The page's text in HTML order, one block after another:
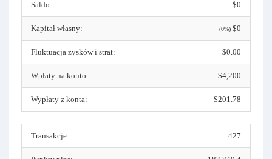
Saldo: $0
Kapitał własny: (0%) $0
Fluktuacja zysków i strat: $0.00
Wpłaty na konto: $4,200
Wypłaty z konta: $201.78
Transakcje: 427